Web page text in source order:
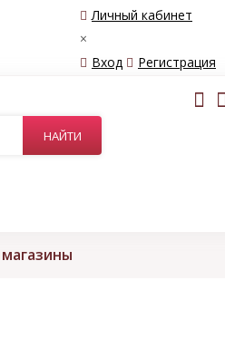
Личный кабинет
×
Вход
Регистрация